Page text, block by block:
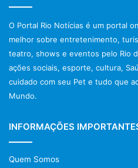
O Portal Rio Notícias é um portal
melhor sobre entretenimento,
teatro, shows e eventos pelo Rio
ações sociais, esporte, cultura,
cuidado com seu Pet e tudo que
Mundo.
INFORMAÇÕES
Quem Somos